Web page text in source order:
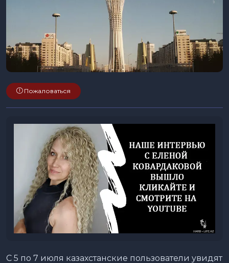
Пожаловаться
С 5 по 7 июля казахстанские пользователи увидят